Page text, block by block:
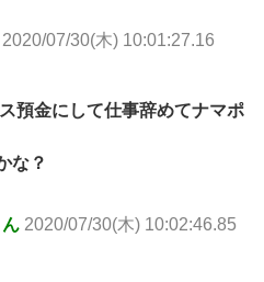
2020/07/30(木) 10:01:27.16
預金にして仕事辞めてナマポ
な？
2020/07/30(木) 10:02:46.85